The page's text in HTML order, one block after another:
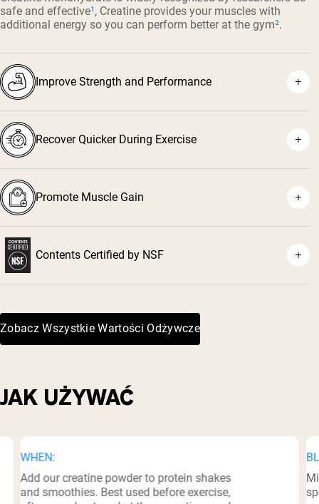
safe and effective¹, Creatine provides your muscles with
additional energy so you can perform better at the gym².
Improve Strength and Performance
Recover Quicker During Exercise
Promote Muscle Gain
Contents Certified by NSF
Zobacz Wszystkie Wartości Odżywcze
JAK UŻYWAĆ
WHEN:
Add our creatine powder to protein shakes
and smoothies. Best used before exercise,